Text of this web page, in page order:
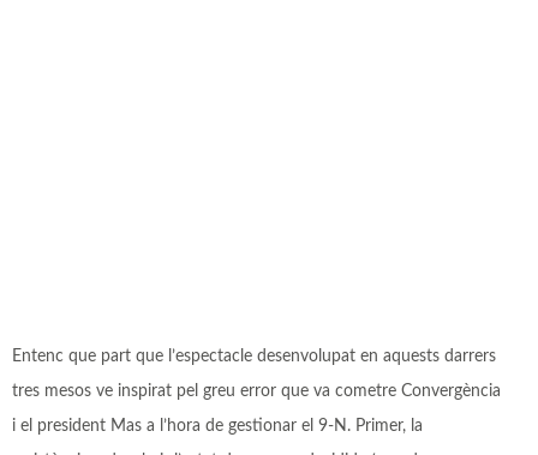
Entenc que part que l’espectacle desenvolupat en aquests darrers
tres mesos ve inspirat pel greu error que va cometre Convergència
i el president Mas a l’hora de gestionar el 9-N. Primer, la